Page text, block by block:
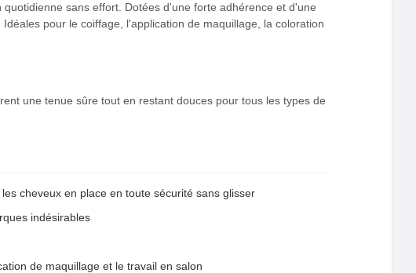
sans effort. Dotées d'une forte adhérence et d'une
pour le coiffage, l'application de maquillage, la coloration
une tenue sûre tout en restant douces pour tous les types de
cheveux en place en toute sécurité sans glisser
indésirables
de maquillage et le travail en salon